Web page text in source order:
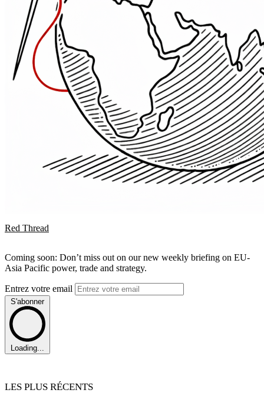
Red Thread
Coming soon: Don’t miss out on our new weekly briefing on EU-
Asia Pacific power, trade and strategy.
Entrez votre email
S'abonner
Loading...
LES PLUS RÉCENTS